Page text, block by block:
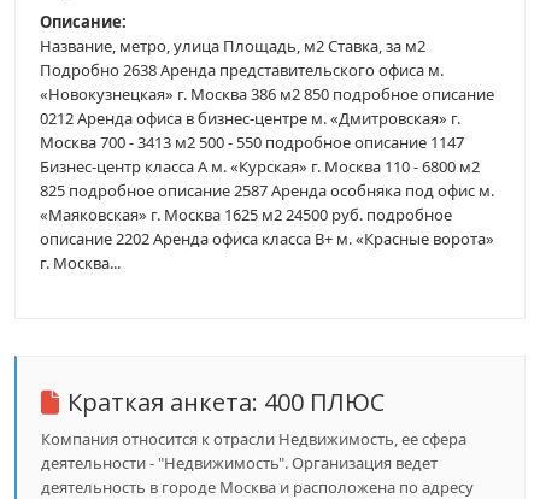
Описание:
Название, метро, улица Площадь, м2 Ставка, за м2
Подробно 2638 Аренда представительского офиса м.
«Новокузнецкая» г. Москва 386 м2 850 подробное описание
0212 Аренда офиса в бизнес-центре м. «Дмитровская» г.
Москва 700 - 3413 м2 500 - 550 подробное описание 1147
Бизнес-центр класса А м. «Курская» г. Москва 110 - 6800 м2
825 подробное описание 2587 Аренда особняка под офис м.
«Маяковская» г. Москва 1625 м2 24500 руб. подробное
описание 2202 Аренда офиса класса В+ м. «Красные ворота»
г. Москва...
Краткая анкета: 400 ПЛЮС
Компания относится к отрасли Недвижимость, ее сфера
деятельности - "Недвижимость". Организация ведет
деятельность в городе Москва и расположена по адресу